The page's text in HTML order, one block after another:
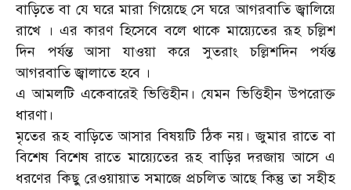
বাড়িতে বা যে ঘরে মারা গিয়েছে সে ঘরে আগরবাতি জ্বালিয়ে
রাখে । এর কারণ হিসেবে বলে থাকে মায়্যেতের রূহ চল্লিশ
দিন পর্যন্ত আসা যাওয়া করে সুতরাং চল্লিশদিন পর্যন্ত
আগরবাতি জ্বালাতে হবে ।
এ আমলটি একেবারেই ভিত্তিহীন। যেমন ভিত্তিহীন উপরোক্ত
ধারণা।
মৃতের রূহ বাড়িতে আসার বিষয়টি ঠিক নয়। জুমার রাতে বা
বিশেষ বিশেষ রাতে মায়্যেতের রূহ বাড়ির দরজায় আসে এ
ধরণের কিছু রেওয়ায়াত সমাজে প্রচলিত আছে কিন্তু তা সহীহ